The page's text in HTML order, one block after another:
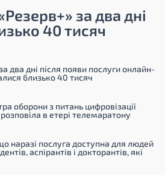
за два дні
40 тисяч
два дні після появи послуги онлайн-
близько 40 тисяч
оборони з питань цифровізації
в етері телемаратону
наразі послуга доступна для людей
аспірантів і докторантів, які